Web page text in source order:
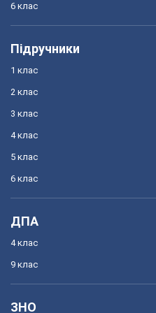
6 клас
Підручники
1 клас
2 клас
3 клас
4 клас
5 клас
6 клас
ДПА
4 клас
9 клас
ЗНО